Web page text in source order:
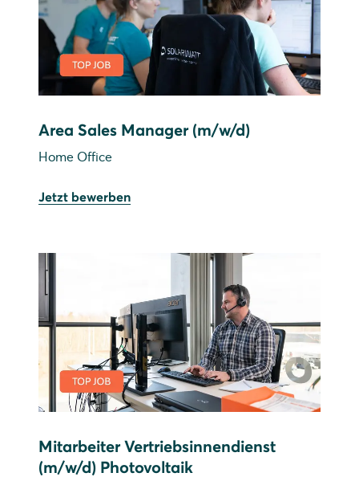
Area Sales Manager (m/w/d)
Home Office
Jetzt bewerben
Mitarbeiter Vertriebsinnendienst
(m/w/d) Photovoltaik